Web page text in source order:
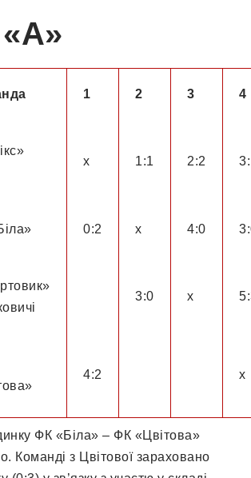
1 2 3 4
х 1:1 2:2
0:2 х 4:0
3:0 х
4:2 х
ФК «Біла» – ФК «Цвітова»
Команді з Цвітової зараховано